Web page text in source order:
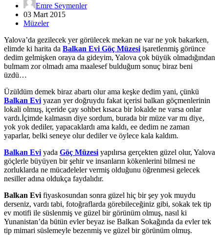
Emre Seymenler
03 Mart 2015
Müzeler
Yalova’da gezilecek yer görülecek mekan ne var ne yok bakarken,
elimde ki harita da Balkan Evi Göç Müzesi işaretlenmiş görünce
dedim gelmişken oraya da gideyim, Yalova çok büyük olmadığından
bulmam zor olmadı ama maalesef bulduğum sonuç biraz beni
üzdü…
Üzüldüm demek biraz abartı olur ama keşke dedim yani, çünkü
Balkan Evi yazan yer doğruydu fakat içerisi balkan göçmenlerinin
lokali olmuş, içeride çay sohbet kısaca bir lokalde ne varsa onlar
vardı.İçimde kalmasın diye sordum, burada bir müze var mı diye,
yok yok dediler, yapacaklardı ama kaldı, ee dedim ne zaman
yaparlar, belki seneye olur dediler ve öylece kala kaldım.
Balkan Evi yada Göç Müzesi yapılırsa gerçekten güzel olur, Yalova
göçlerle büyüyen bir şehir ve insanların kökenlerini bilmesi ne
zorluklarda ne mücadeleler vermiş olduğunu öğrenmesi gelecek
nesiller adına oldukça faydalıdır.
Balkan Evi fiyaskosundan sonra güzel hiç bir şey yok muydu
derseniz, vardı tabi, fotoğraflarda görebileceğiniz gibi, sokak tek tip
ev motifi ile süslenmiş ve güzel bir görünüm olmuş, nasıl ki
Yunanistan’da bütün evler beyaz ise Balkan Sokağında da evler tek
tip mimari süslemeyle bezenmiş ve güzel bir görünüm olmuş.